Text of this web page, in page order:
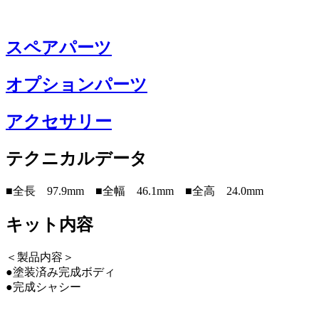
スペアパーツ
オプションパーツ
アクセサリー
テクニカルデータ
■全長 97.9mm ■全幅 46.1mm ■全高 24.0mm
キット内容
＜製品内容＞
●塗装済み完成ボディ
●完成シャシー